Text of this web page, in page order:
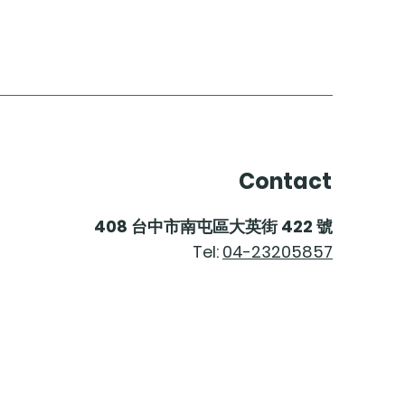
Contact
408 台中市南屯區大英街422 號
Tel: 04-23205857